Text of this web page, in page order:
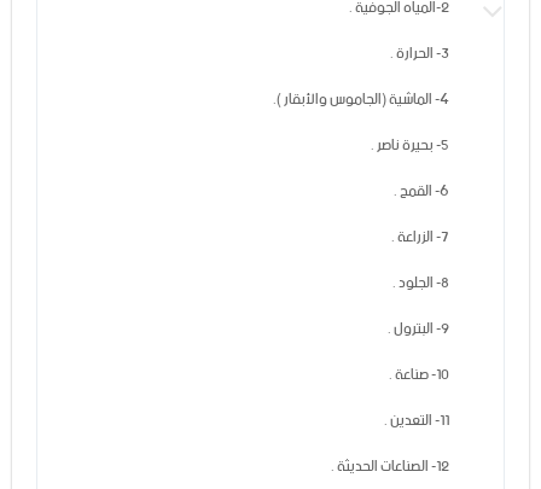
2-المياه الجوفية .
3- الحرارة .
4- الماشية (الجاموس والأبقار ).
5- بحيرة ناصر .
6- القمح .
7- الزراعة .
8- الجلود .
9- البترول .
10- صناعة .
11- التعدين .
12- الصناعات الحديثة .